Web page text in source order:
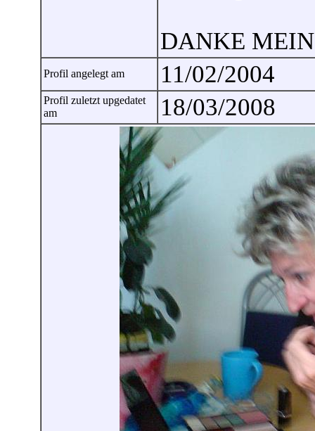
DANKE
Profil angelegt am 11/02/2004
Profil zuletzt upgedatet
am
18/03/2008